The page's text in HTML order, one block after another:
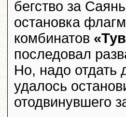
бегство за
остановка
комбинатов
последовал
Но, надо отдать
удалось
отодвинувшего